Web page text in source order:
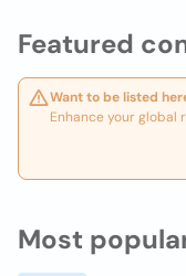
Featured
Want to be listed
Enhance your global
Most